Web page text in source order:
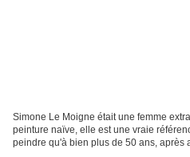
Simone Le Moigne était une femme
peinture naïve, elle est une vraie
peindre qu'à bien plus de 50 ans, après